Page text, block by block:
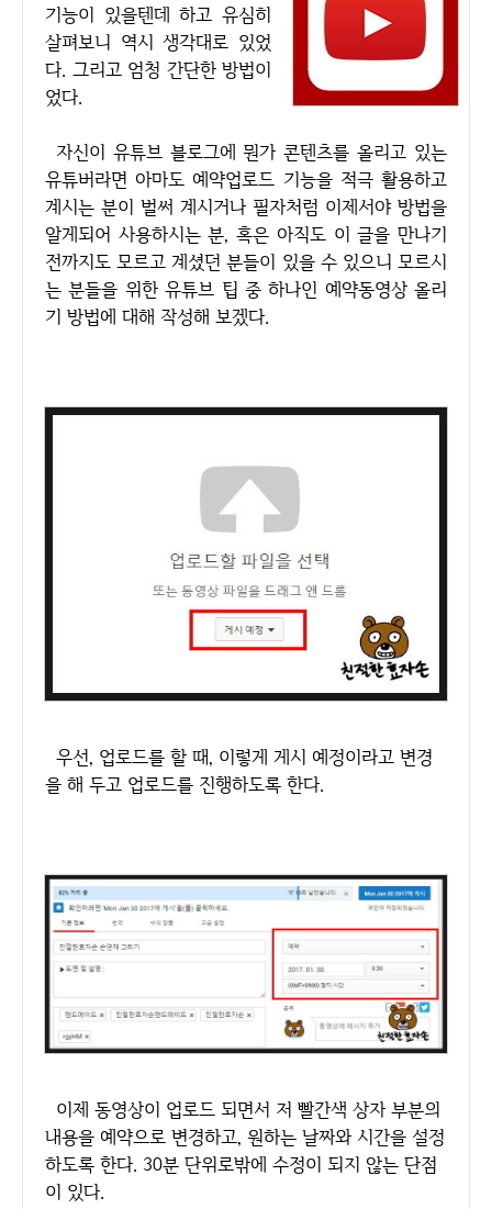
기능이 있을텐데 하고 유심히
살펴보니 역시 생각대로 있었
다. 그리고 엄청 간단한 방법이
었다.
자신이 유튜브 블로그에 뭔가 콘텐츠를 올리고 있는
유튜버라면 아마도 예약업로드 기능을 적극 활용하고
계시는 분이 벌써 계시거나 필자처럼 이제서야 방법을
알게되어 사용하시는 분, 혹은 아직도 이 글을 만나기
전까지도 모르고 계셨던 분들이 있을 수 있으니 모르시
는 분들을 위한 유튜브 팁 중 하나인 예약동영상 올리
기 방법에 대해 작성해 보겠다.
우선, 업로드를 할 때, 이렇게 게시 예정이라고 변경
을 해 두고 업로드를 진행하도록 한다.
이제 동영상이 업로드 되면서 저 빨간색 상자 부분의
내용을 예약으로 변경하고, 원하는 날짜와 시간을 설정
하도록 한다. 30분 단위로밖에 수정이 되지 않는 단점
이 있다.